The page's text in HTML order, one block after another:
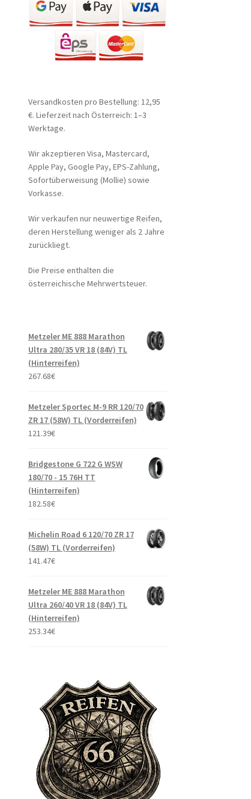
Versandkosten pro Bestellung: 12,95
€. Lieferzeit nach Österreich: 1–3
Werktage.
Wir akzeptieren Visa, Mastercard,
Apple Pay, Google Pay, EPS-Zahlung,
Sofortüberweisung (Mollie) sowie
Vorkasse.
Wir verkaufen nur neuwertige Reifen,
deren Herstellung weniger als 2 Jahre
zurückliegt.
Die Preise enthalten die
österreichische Mehrwertsteuer.
Metzeler ME 888 Marathon
Ultra 280/35 VR 18 (84V) TL
(Hinterreifen)
267.68€
Metzeler Sportec M-9 RR 120/70
ZR 17 (58W) TL (Vorderreifen)
121.39€
Bridgestone G 722 G WSW
180/70 - 15 76H TT
(Hinterreifen)
182.58€
Michelin Road 6 120/70 ZR 17
(58W) TL (Vorderreifen)
141.47€
Metzeler ME 888 Marathon
Ultra 260/40 VR 18 (84V) TL
(Hinterreifen)
253.34€